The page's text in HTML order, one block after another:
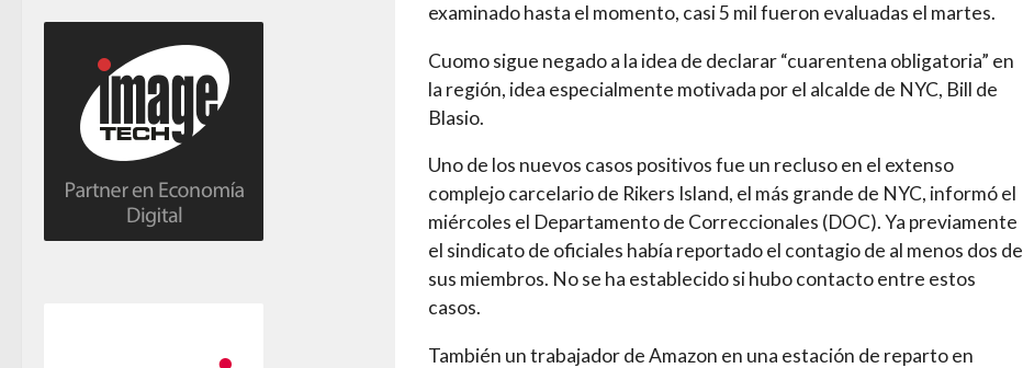
examinado hasta el momento, casi 5 mil fueron evaluadas el martes.
Cuomo sigue negado a la idea de declarar “cuarentena obligatoria” en
la región, idea especialmente motivada por el alcalde de NYC, Bill de
Blasio.
Uno de los nuevos casos positivos fue un recluso en el extenso
complejo carcelario de Rikers Island, el más grande de NYC, informó el
miércoles el Departamento de Correccionales (DOC). Ya previamente
el sindicato de oficiales había reportado el contagio de al menos dos de
sus miembros. No se ha establecido si hubo contacto entre estos
casos.
También un trabajador de Amazon en una estación de reparto en